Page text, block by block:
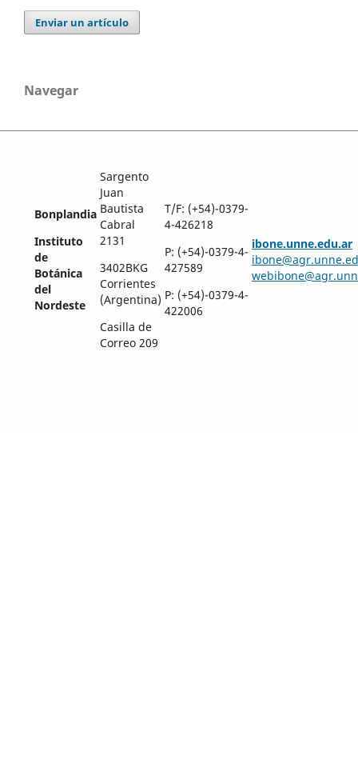
Enviar un artículo
Navegar
Bonplandia
Instituto
de
Botánica
del
Nordeste
Sargento
Juan
Bautista
Cabral
2131
3402BKG
Corrientes
(Argentina)
Casilla de
Correo 209
T/F: (+54)-0379-
4-426218
P: (+54)-0379-4-
427589
P: (+54)-0379-4-
422006
ibone.unne.edu.ar